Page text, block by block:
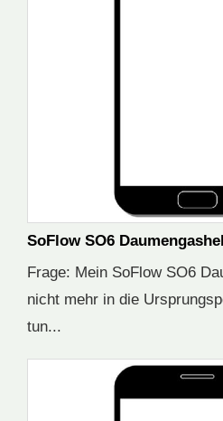
SoFlow SO6
Frage: Mein SoFlow SO6
nicht mehr in die
tun...